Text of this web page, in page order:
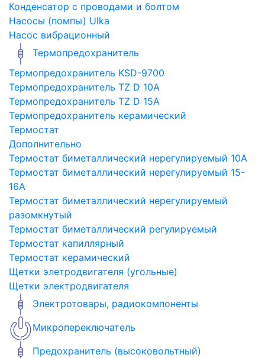
Конденсатор с проводами и болтом
Насосы (помпы) Ulka
Насос вибрационный
Термопредохранитель
Термопредохранитель KSD-9700
Термопредохранитель TZ D 10A
Термопредохранитель TZ D 15A
Термопредохранитель керамический
Термостат
Дополнительно
Термостат биметаллический нерегулируемый 10A
Термостат биметаллический нерегулируемый 15-
16A
Термостат биметаллический нерегулируемый
разомкнутый
Термостат биметаллический регулируемый
Термостат капиллярный
Термостат керамический
Щетки элетродвигателя (угольные)
Щетки электродвигателя
Электротовары, радиокомпоненты
Микропереключатель
Предохранитель (высоковольтный)